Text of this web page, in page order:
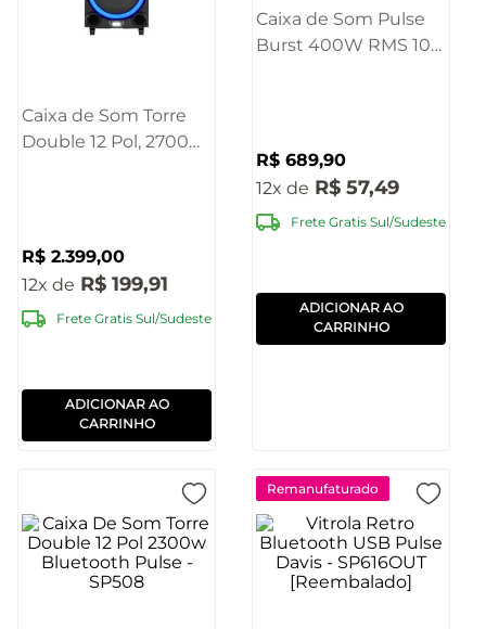
Caixa de Som Torre
Double 12 Pol, 2700W
R$ 2.399,00
12
R$ 199,91
Frete Gratis Sul/Sudeste
ADICIONAR AO
CARRINHO
Caixa de Som Pulse
Burst 400W RMS 10"
R$ 689,90
12
R$ 57,49
Frete Gratis Sul/Sudeste
ADICIONAR AO
CARRINHO
Remanufaturado